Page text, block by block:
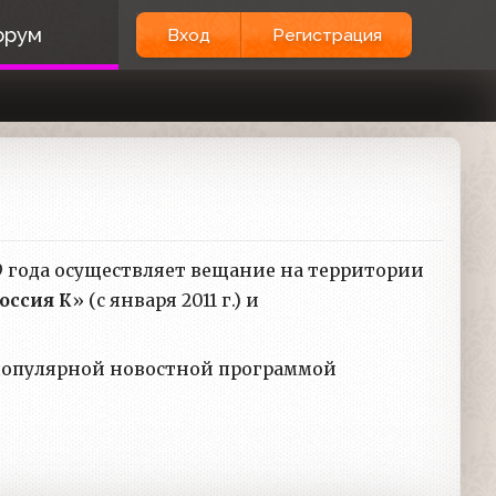
Вход Регистрация
года осуществляет вещание на территории
К» (с января 2011 г.) и
новостной программой